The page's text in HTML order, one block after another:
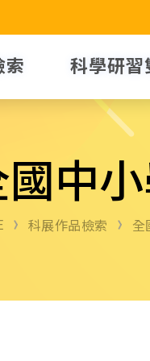
索 科學研習
國中
科展作品檢索 全